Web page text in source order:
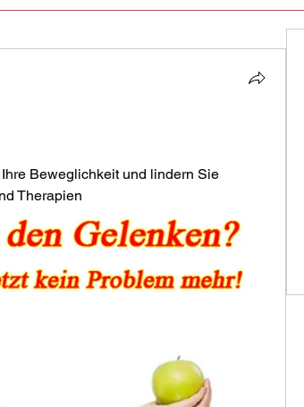
Beweglichkeit und lindern Sie
Therapien